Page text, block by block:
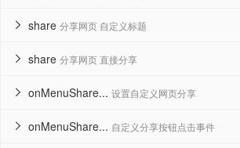
share 分享网页 自定义标题

share 分享网页 直接分享

onMenuShare... 设置自定义网页分享

onMenuShare... 自定义分享按钮点击事件
